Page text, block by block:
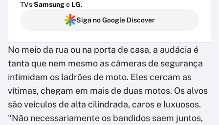
TVsSamsunge LG.
Siga no Google Discover
No meio da rua ou na porta de casa, a audácia é
tanta que nem mesmo as câmeras de segurança
intimidam os ladrões de moto. Eles cercam as
vítimas, chegam em mais de duas motos. Os alvos
são veículos de alta cilindrada, caros e luxuosos.
"Não necessariamente os bandidos saem juntos,